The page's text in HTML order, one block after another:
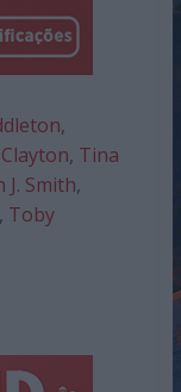
,
, Tina
J. Smith,
, Toby